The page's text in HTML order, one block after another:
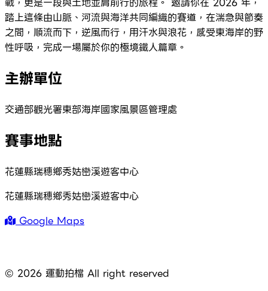
踏上這條由山脈、河流與海洋共同編織的賽道，在湍急與節奏
之間，順流而下，逆風而行，用汗水與浪花，感受東海岸的野
性呼吸，完成一場屬於你的極境鐵人篇章。
主辦單位
交通部觀光署東部海岸國家風景區管理處
賽事地點
花蓮縣瑞穗鄉秀姑巒溪遊客中心
花蓮縣瑞穗鄉秀姑巒溪遊客中心
Google Maps
© 2026 運動拍檔 All right reserved